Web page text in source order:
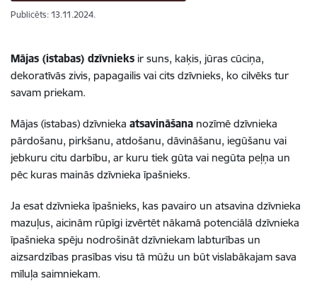
Publicēts: 13.11.2024.
Mājas (istabas) dzīvnieks ir suns, kaķis, jūras cūciņa,
dekoratīvās zivis, papagailis vai cits dzīvnieks, ko cilvēks tur
savam priekam.
Mājas (istabas) dzīvnieka atsavināšana nozīmē dzīvnieka
pārdošanu, pirkšanu, atdošanu, dāvināšanu, iegūšanu vai
jebkuru citu darbību, ar kuru tiek gūta vai negūta peļņa un
pēc kuras mainās dzīvnieka īpašnieks.
Ja esat dzīvnieka īpašnieks, kas pavairo un atsavina dzīvnieka
mazuļus, aicinām rūpīgi izvērtēt nākamā potenciālā dzīvnieka
īpašnieka spēju nodrošināt dzīvniekam labturības un
aizsardzības prasības visu tā mūžu un būt vislabākajam sava
mīluļa saimniekam.